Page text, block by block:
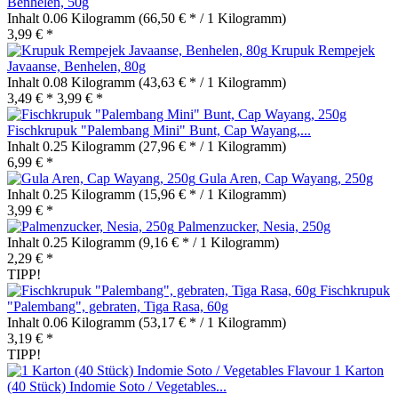
Inhalt 0.06 Kilogramm (66,50 € * / 1 Kilogramm)
3,99 € *
Krupuk Rempejek
Javaanse, Benhelen, 80g
Inhalt 0.08 Kilogramm (43,63 € * / 1 Kilogramm)
3,49 € * 3,99 € *
Fischkrupuk "Palembang Mini" Bunt, Cap Wayang,...
Inhalt 0.25 Kilogramm (27,96 € * / 1 Kilogramm)
6,99 € *
Gula Aren, Cap Wayang, 250g
Inhalt 0.25 Kilogramm (15,96 € * / 1 Kilogramm)
3,99 € *
Palmenzucker, Nesia, 250g
Inhalt 0.25 Kilogramm (9,16 € * / 1 Kilogramm)
2,29 € *
TIPP!
Fischkrupuk
"Palembang", gebraten, Tiga Rasa, 60g
Inhalt 0.06 Kilogramm (53,17 € * / 1 Kilogramm)
3,19 € *
TIPP!
1 Karton
(40 Stück) Indomie Soto / Vegetables...